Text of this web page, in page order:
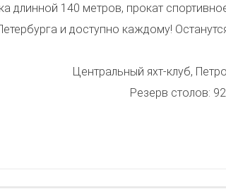
длинной 140 метров, прокат
и доступно каждому!
Центральный яхт-клуб,
Резерв столов: